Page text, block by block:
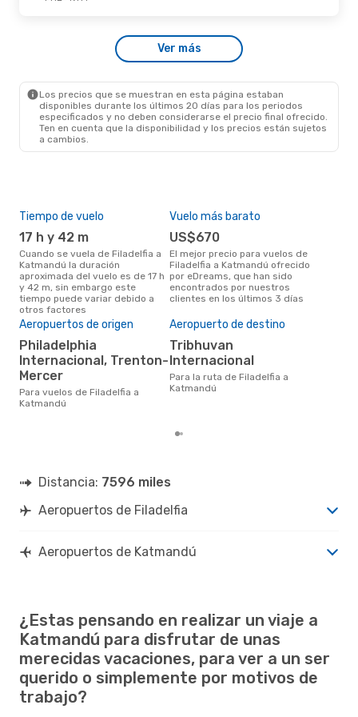
- Jue., 17 De Sep.
1 Escala
Ver más
Los precios que se muestran en esta página estaban
disponibles durante los últimos 20 días para los periodos
especificados y no deben considerarse el precio final ofrecido.
Ten en cuenta que la disponibilidad y los precios están sujetos
a cambios.
Tiempo de vuelo
17 h y 42 m
Cuando se vuela de Filadelfia a
Katmandú la duración
aproximada del vuelo es de 17 h
y 42 m, sin embargo este
tiempo puede variar debido a
otros factores
Vuelo más barato
US$670
El mejor precio para vuelos de
Filadelfia a Katmandú ofrecido
por eDreams, que han sido
encontrados por nuestros
clientes en los últimos 3 días
Aeropuertos de origen
Philadelphia
Internacional, Trenton-
Mercer
Para vuelos de Filadelfia a
Katmandú
Aeropuerto de destino
Tribhuvan
Internacional
Para la ruta de Filadelfia a
Katmandú
Distancia: 7596 miles
Aeropuertos de Filadelfia
Aeropuertos de Katmandú
¿Estas pensando en realizar un viaje a
Katmandú para disfrutar de unas
merecidas vacaciones, para ver a un ser
querido o simplemente por motivos de
trabajo?